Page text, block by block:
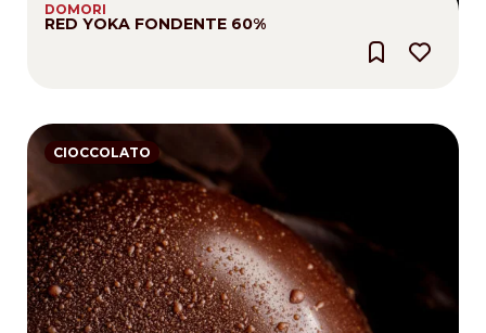
DOMORI
RED YOKA FONDENTE 60%
CIOCCOLATO